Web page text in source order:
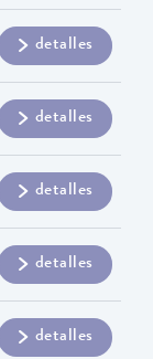
detalles
detalles
detalles
detalles
detalles